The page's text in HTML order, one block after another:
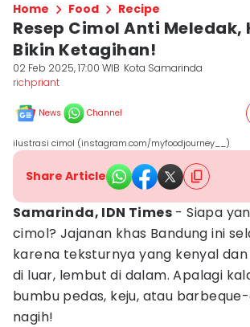
Home Food Recipe
Resep Cimol Anti
Bikin Ketagihan!
02 Feb 2025, 17:00 WIB Kota Samarinda
richpriant
News Channel
ilustrasi cimol (instagram.com/myfoodjourney__)
Share Article
Samarinda, IDN Times - Siapa
cimol? Jajanan khas Bandung ini
karena teksturnya yang kenyal dan
di luar, lembut di dalam. Apalagi
bumbu pedas, keju, atau
nagih!